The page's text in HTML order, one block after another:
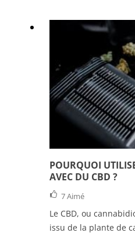
POURQUOI
AVEC DU CBD ?
7Aimé
Le CBD, ou
issu de la plante de